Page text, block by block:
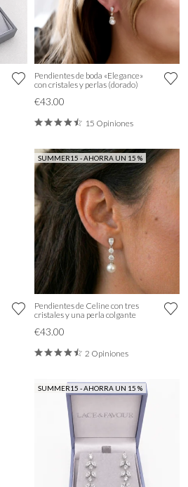
Pendientes de boda «Elegance»
con cristales y perlas (dorado)
€43.00
15 Opiniones
SUMMER15 - AHORRA UN 15 %
Pendientes de Celine con tres
cristales y una perla colgante
€43.00
2 Opiniones
SUMMER15 - AHORRA UN 15 %